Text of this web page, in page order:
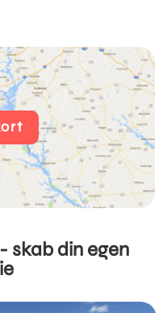
skab din egen